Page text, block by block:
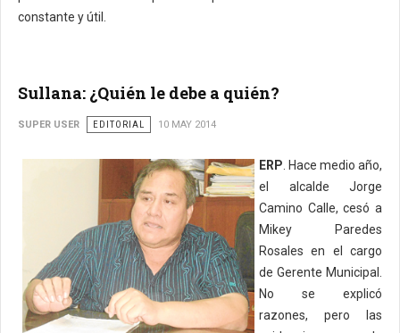
constante y útil.
Sullana: ¿Quién le debe a quién?
SUPER USER EDITORIAL 10 MAY 2014
ERP . Hace medio año,
el alcalde Jorge
Camino Calle, cesó a
Mikey Paredes
Rosales en el cargo
de Gerente Municipal.
No se explicó
razones, pero las